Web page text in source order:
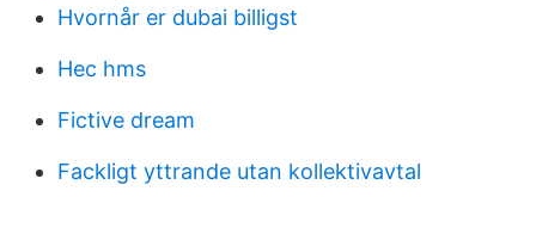
Hvornår er dubai billigst
Hec hms
Fictive dream
Fackligt yttrande utan kollektivavtal